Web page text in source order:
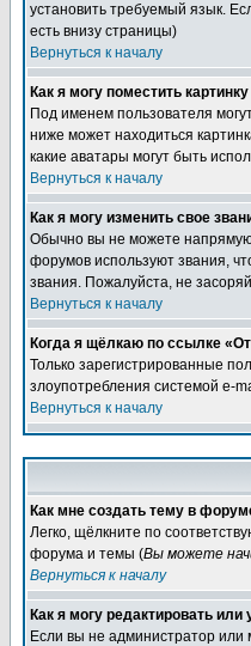
установить требуемый язык.
есть внизу страницы)
Вернуться к началу
Как я могу поместить
Под именем пользователя
ниже может находиться
какие аватары могут быть
Вернуться к началу
Как я могу изменить свое
Обычно вы не можете напрямую
форумов используют звания,
звания. Пожалуйста, не
Вернуться к началу
Когда я щёлкаю по ссылке
Только зарегистрированные
злоупотребления системой e-
Вернуться к началу
Как мне создать тему в
Легко, щёлкните по
форума и темы (Вы можете
Вернуться к началу
Как я могу редактировать
Если вы не администратор или